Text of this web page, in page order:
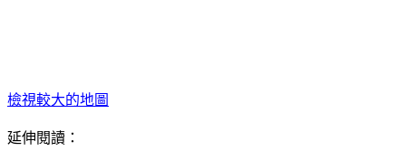
檢視較大的地圖
延伸閱讀：